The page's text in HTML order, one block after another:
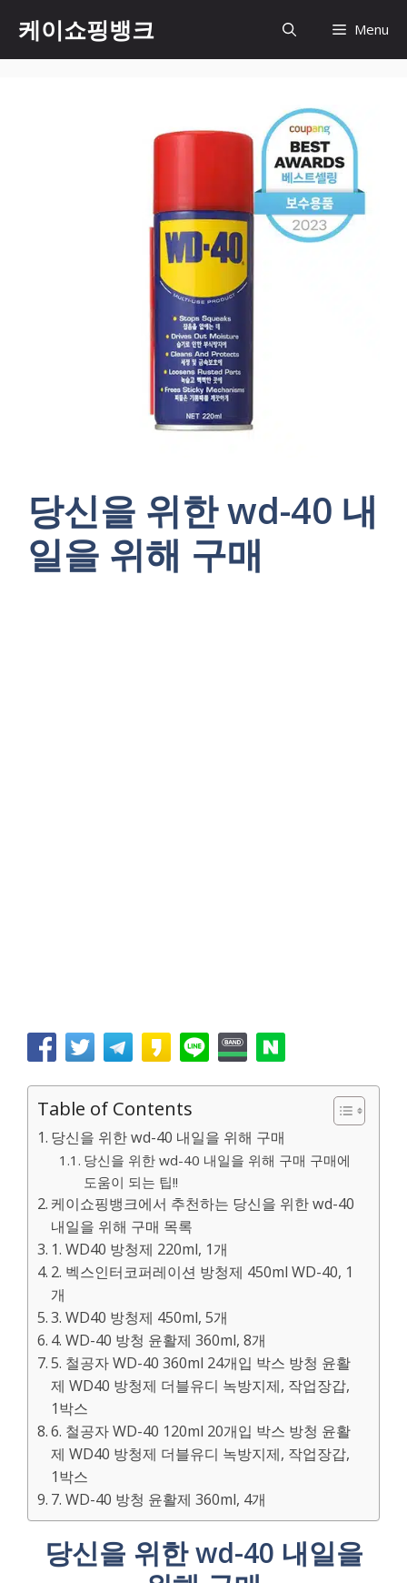
content
케이쇼핑뱅크 Menu
당신을 위한 wd-40 내
일을 위해 구매
Table of Contents
당신을 위한 wd-40 내일을 위해 구매
당신을 위한 wd-40 내일을 위해 구매 구매에
도움이 되는 팁!!
케이쇼핑뱅크에서 추천하는 당신을 위한 wd-40
내일을 위해 구매 목록
1. WD40 방청제 220ml, 1개
2. 벡스인터코퍼레이션 방청제 450ml WD-40, 1
개
3. WD40 방청제 450ml, 5개
4. WD-40 방청 윤활제 360ml, 8개
5. 철공자 WD-40 360ml 24개입 박스 방청 윤활
제 WD40 방청제 더블유디 녹방지제, 작업장갑,
1박스
6. 철공자 WD-40 120ml 20개입 박스 방청 윤활
제 WD40 방청제 더블유디 녹방지제, 작업장갑,
1박스
7. WD-40 방청 윤활제 360ml, 4개
당신을 위한 wd-40 내일을